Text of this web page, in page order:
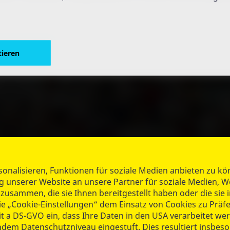
Regionalverband Magdeburg e.V.
Funktionen für soziale Medien anbieten zu
Website an unsere Partner für soziale Medien,
die sie Ihnen bereitgestellt haben oder die
„Cookie-Einstellungen“ dem Einsatz von Cookies zu
DS-GVO ein, dass Ihre Daten in den USA verarbeitet
Datenschutzniveau eingestuft. Dies resultiert